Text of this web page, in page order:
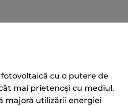
cu o putere de
mai prietenoși cu mediul.
majoră utilizării energiei